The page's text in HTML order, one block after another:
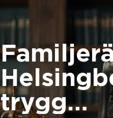
trygg